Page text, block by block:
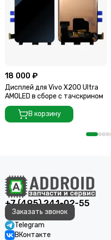
18 000 ₽
Дисплей для Vivo X200 Ultra
AMOLED в сборе с тачскрином
В корзину
+7 (495) 241-02-55
Заказать звонок
Telegram
ВКонтакте